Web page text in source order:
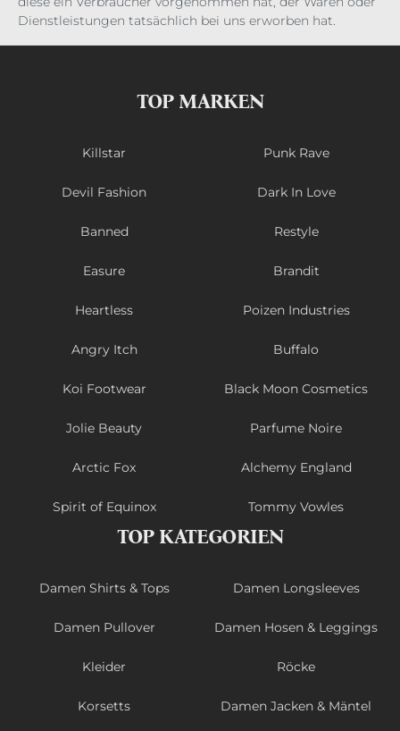
Dienstleistungen tatsächlich bei uns erworben hat.
TOP MARKEN
Killstar Punk Rave
Devil Fashion Dark In Love
Banned Restyle
Easure Brandit
Heartless Poizen Industries
Angry Itch Buffalo
Koi Footwear Black Moon Cosmetics
Jolie Beauty Parfume Noire
Arctic Fox Alchemy England
Spirit of Equinox Tommy Vowles
TOP KATEGORIEN
Damen Shirts & Tops Damen Longsleeves
Damen Pullover Damen Hosen & Leggings
Kleider Röcke
Korsetts Damen Jacken & Mäntel